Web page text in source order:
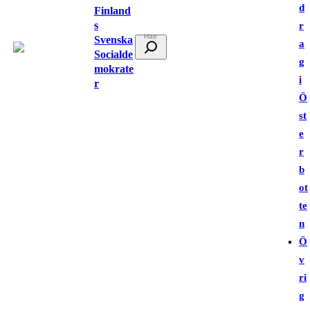
Finland
s
Svenska
Socialde
mokrate
r
ö
d
r
a
g
i
Ö
st
e
r
b
ot
te
n
Ö
v
ri
g